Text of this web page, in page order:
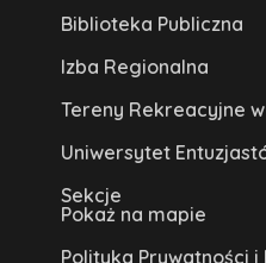
Biblioteka Publiczna
Izba Regionalna
Tereny Rekreacyjne
Uniwersytet
Sekcje
Pokaż na mapie
Polityka Prywatności i